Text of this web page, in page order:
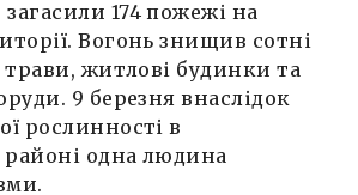
174 пожежі на
Вогонь знищив сотні
трави, житлові будинки та
9 березня внаслідок
рослинності в
одна людина